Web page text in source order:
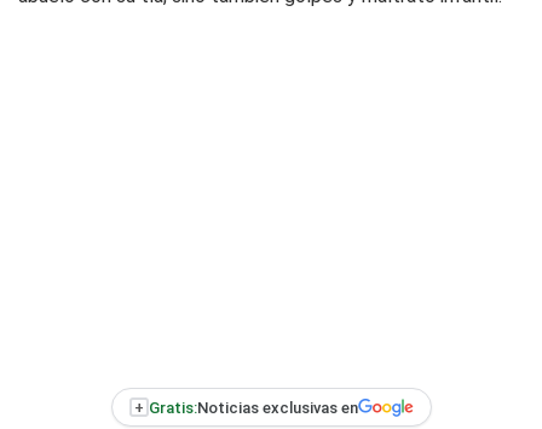
+ Gratis:Noticias exclusivas en